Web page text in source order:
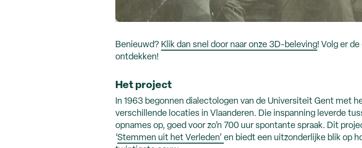
Benieuwd? Klik dan snel door naar onze 3D-beleving! Volg er
ontdekken!
Het project
In 1963 begonnen dialectologen van de Universiteit Gent met
verschillende locaties in Vlaanderen. Die inspanning leverde
opnames op, goed voor zo’n 700 uur spontante spraak. Dit
‘Stemmen uit het Verleden’ en biedt een uitzonderlijke blik op